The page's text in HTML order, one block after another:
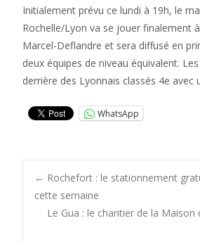
Initialement prévu ce lundi à 19h, le
Rochelle/Lyon va se jouer finalement
Marcel-Deflandre et sera diffusé en
deux équipes de niveau équivalent.
derrière des Lyonnais classés 4e avec
WhatsApp
Post
← Rochefort : le stationnement
cette semaine
Le Gua : le chantier de la